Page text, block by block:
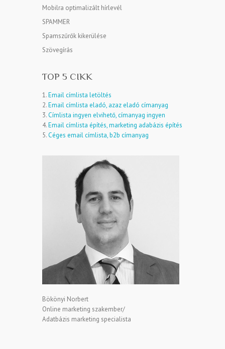
Mobilra optimalizált hírlevél
SPAMMER
Spamszűrők kikerülése
Szövegírás
TOP 5 CIKK
1.Email címlista letöltés
2.Email címlista eladó, azaz eladó címanyag
3.Címlista ingyen elvihető, címanyag ingyen
4.Email címlista építés, marketing adabázis építés
5.Céges email címlista, b2b címanyag
Bökönyi Norbert
Online marketing szakember/
Adatbázis marketing specialista